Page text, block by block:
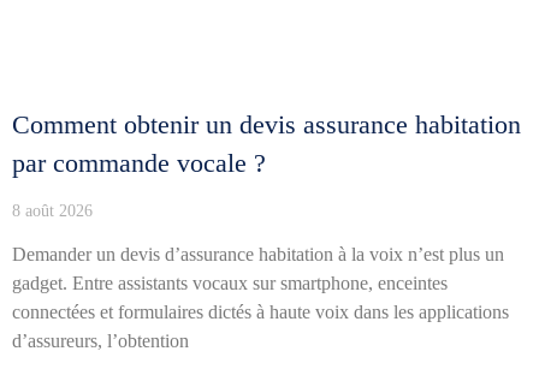
Comment obtenir un devis assurance habitation
par commande vocale ?
8 août 2026
Demander un devis d’assurance habitation à la voix n’est plus un
gadget. Entre assistants vocaux sur smartphone, enceintes
connectées et formulaires dictés à haute voix dans les applications
d’assureurs, l’obtention